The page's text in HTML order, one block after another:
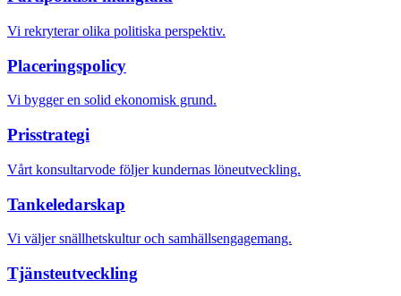
Vi rekryterar olika politiska perspektiv.
Placeringspolicy
Vi bygger en solid ekonomisk grund.
Prisstrategi
Vårt konsultarvode följer kundernas löneutveckling.
Tankeledarskap
Vi väljer snällhetskultur och samhällsengagemang.
Tjänsteutveckling